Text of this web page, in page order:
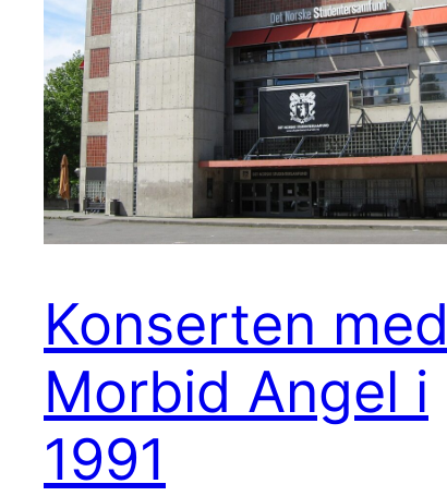
Konserten med
Morbid Angel i
1991